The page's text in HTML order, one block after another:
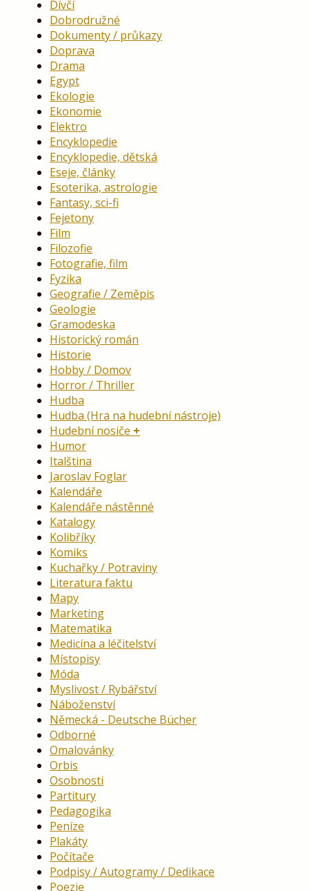
Dívčí
Dobrodružné
Dokumenty / průkazy
Doprava
Drama
Egypt
Ekologie
Ekonomie
Elektro
Encyklopedie
Encyklopedie, dětská
Eseje, články
Esoterika, astrologie
Fantasy, sci-fi
Fejetony
Film
Filozofie
Fotografie, film
Fyzika
Geografie / Zeměpis
Geologie
Gramodeska
Historický román
Historie
Hobby / Domov
Horror / Thriller
Hudba
Hudba (Hra na hudební nástroje)
Hudební nosiče
Humor
Italština
Jaroslav Foglar
Kalendáře
Kalendáře nástěnné
Katalogy
Kolibříky
Komiks
Kuchařky / Potraviny
Literatura faktu
Mapy
Marketing
Matematika
Medicína a léčitelství
Místopisy
Móda
Myslivost / Rybářství
Náboženství
Německá - Deutsche Bücher
Odborné
Omalovánky
Orbis
Osobnosti
Partitury
Pedagogika
Peníze
Plakáty
Počítače
Podpisy / Autogramy / Dedikace
Poezie